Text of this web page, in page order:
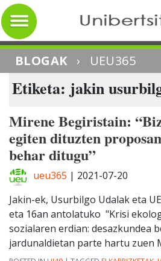
BLOGAK › UEU365
Etiketa: jakin
Mirene Begiristain:
egiten dituzten
behar ditugu”
ueu365 | 2021-07-20
Jakin-ek, Usurbilgo Udalak eta
eta 16an antolatuko "Krisi
sozialaren erdian: desazkundea
jardunaldietan parte hartu zuen